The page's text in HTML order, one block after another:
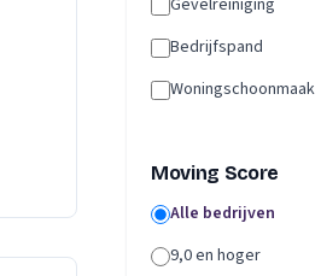
Gevelreiniging
Bedrijfspand
Woningschoonmaak
Moving Score
Alle bedrijven
9,0 en hoger